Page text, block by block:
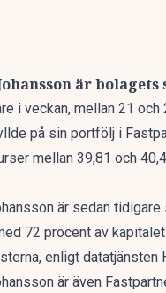
är
i veckan, mellan 21 och
på sin portfölj i
mellan 39,81 och
är sedan tidigare
72 procent av
enligt datatjänsten
är även